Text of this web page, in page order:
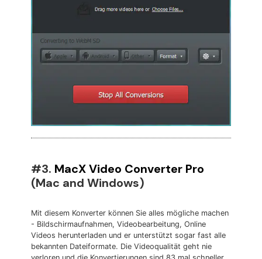
#3. MacX Video Converter Pro
(Mac and Windows)
Mit diesem Konverter können Sie alles mögliche machen
- Bildschirmaufnahmen, Videobearbeitung, Online
Videos herunterladen und er unterstützt sogar fast alle
bekannten Dateiformate. Die Videoqualität geht nie